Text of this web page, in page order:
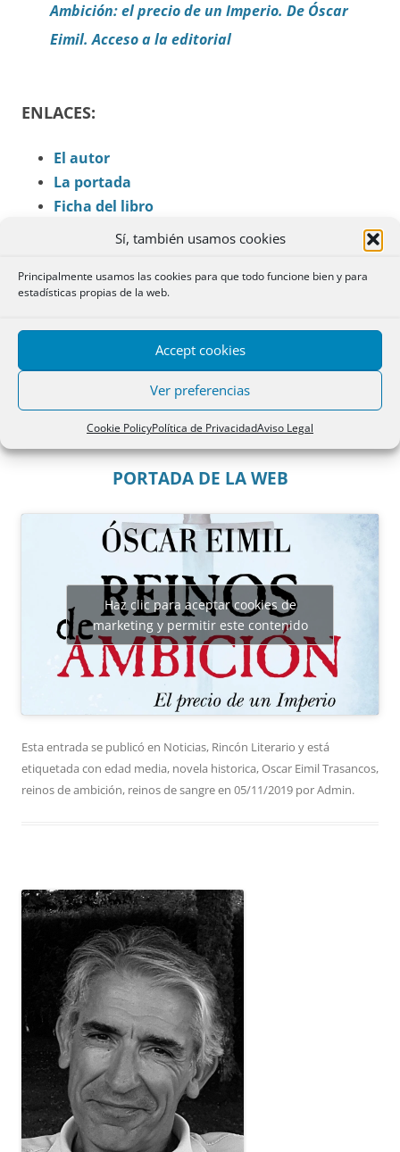
Sí, también usamos cookies
Principalmente usamos las cookies para que todo funcione bien y para
estadísticas propias de la web.
Accept cookies
Ver preferencias
Cookie PolicyPolítica de PrivacidadAviso Legal
Ambición: el precio de un Imperio. De Óscar
Eimil. Acceso a la editorial
ENLACES:
El autor
La portada
Ficha del libro
Entrevista en el Diario de León
REINOS DE SANGRE
RINCÓN LITERARIO
NOTICIAS
OPOSICIONES REGISTROS 1993
PORTADA DE LA WEB
Haz clic para aceptar cookies de
marketing y permitir este contenido
Esta entrada se publicó en Noticias, Rincón Literario y está
etiquetada con edad media, novela historica,Oscar Eimil Trasancos,
reinos de ambición, reinos de sangreen 05/11/2019 porAdmin.